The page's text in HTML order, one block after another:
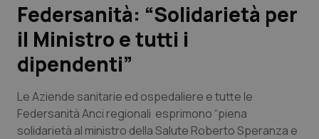
Governo e Parlamento
Regioni e Asl
Scienza e Farmaci
Federsanità: “Solidarietà per
il Ministro e tutti i
dipendenti”
Le Aziende sanitarie ed ospedaliere e tutte le
Federsanità Anci regionali esprimono “piena
solidarietà al ministro della Salute Roberto Speranza e